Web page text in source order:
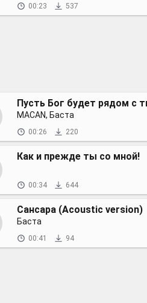
00:23 537
Пусть Бог будет рядом с
MACAN, Баста
00:26 220
Как и прежде ты со мной!
00:34 644
Сансара (Acoustic version)
Баста
00:41 94